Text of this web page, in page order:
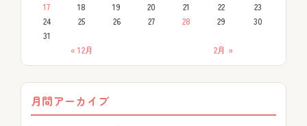
« 12月 2月 »
17
18 19 20 21 22
23
24
25 26 27 28 29
30
31
月間アーカイブ